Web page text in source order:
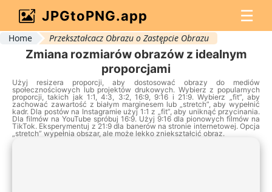
JPGtoPNG.app ☰
Home Przekształcacz Obrazu o Zastępcie Obrazu
Zmiana rozmiarów obrazów z idealnym
proporcjami
Użyj resizera proporcji, aby dostosować obrazy do mediów
społecznościowych lub projektów drukowych. Wybierz z popularnych
proporcji, takich jak 1:1, 4:3, 3:2, 16:9, 9:16 i 21:9. Wybierz „fit”, aby
zachować zawartość z białym marginesem lub „stretch”, aby wypełnić
kadr. Dla postów na Instagramie użyj 1:1 z „fit”, aby uniknąć przycinania.
Dla filmów na YouTube spróbuj 16:9. Użyj 9:16 dla pionowych filmów na
TikTok. Eksperymentuj z 21:9 dla banerów na stronie internetowej. Opcja
„stretch” wypełnia obszar, ale może lekko zniekształcić obraz.